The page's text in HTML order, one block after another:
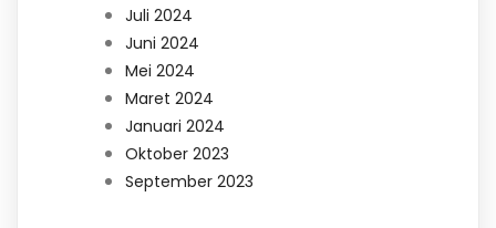
Juli 2024
Juni 2024
Mei 2024
Maret 2024
Januari 2024
Oktober 2023
September 2023